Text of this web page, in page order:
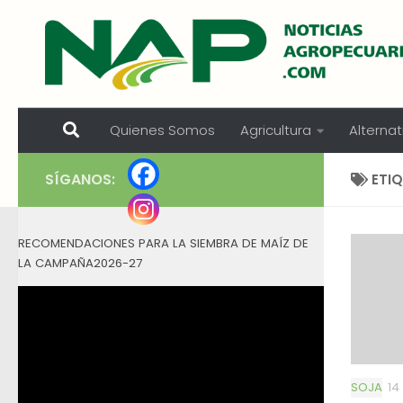
Skip to content
Quienes Somos Agricultura
SOJA
SÍGANOS:
RECOMENDACIONES PARA LA SIEMBRA DE MAÍZ DE
LA CAMPAÑA2026-27